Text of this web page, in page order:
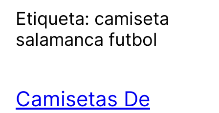
Etiqueta: camiseta
salamanca futbol
Camisetas De